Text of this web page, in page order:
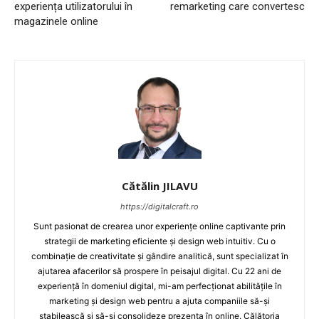
experiența utilizatorului în
magazinele online
remarketing care convertesc
Cătălin JILAVU
https://digitalcraft.ro
Sunt pasionat de crearea unor experiențe online captivante prin
strategii de marketing eficiente și design web intuitiv. Cu o
combinație de creativitate și gândire analitică, sunt specializat în
ajutarea afacerilor să prospere în peisajul digital. Cu 22 ani de
experiență în domeniul digital, mi-am perfecționat abilitățile în
marketing și design web pentru a ajuta companiile să-și
stabilească și să-și consolideze prezența în online. Călătoria